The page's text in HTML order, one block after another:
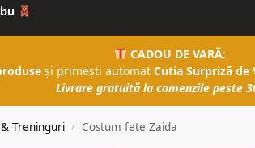
CADOU DE VARĂ:
și primești automat Cutia Surpriză de
Livrare gratuită la comenzile peste
Treninguri / Costum fete Zaida